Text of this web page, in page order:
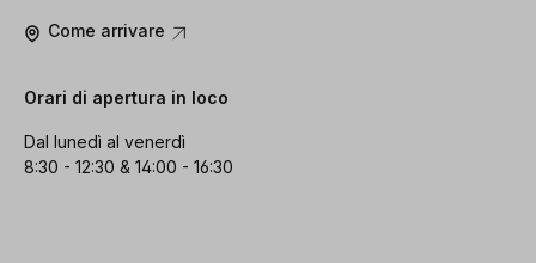
Come arrivare
Orari di apertura in loco
Dal lunedì al venerdì
8:30 - 12:30 & 14:00 - 16:30